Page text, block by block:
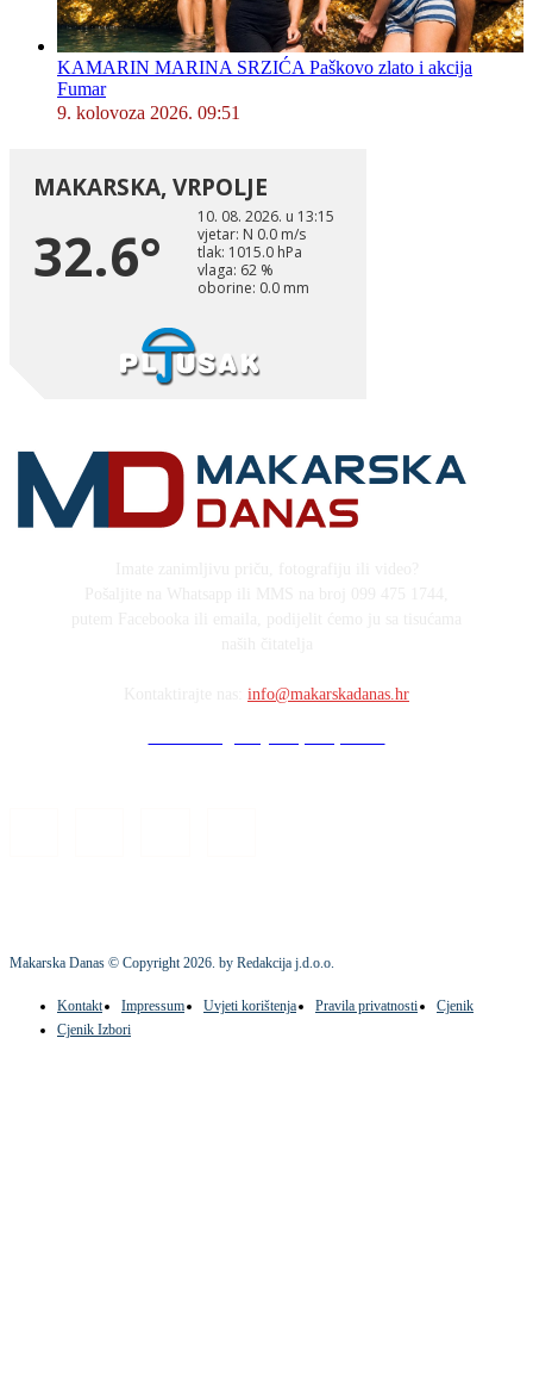
KAMARIN MARINA SRZIĆA Paškovo zlato i akcija
Fumar
9. kolovoza 2026. 09:51
info@makarskadanas.hr
Makarska Danas © Copyright2026. by Redakcija j.d.o.o.
Kontakt Impressum Uvjeti korištenja Pravila privatnosti
Cjenik
Cjenik Izbori